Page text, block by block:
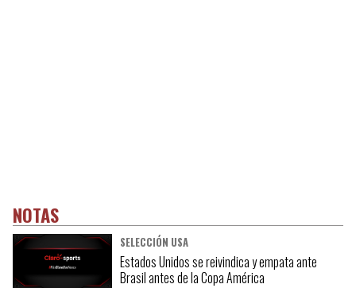
NOTAS
SELECCIÓN USA
Estados Unidos se reivindica y empata ante
Brasil antes de la Copa América